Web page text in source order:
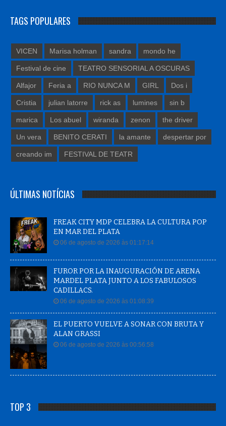
TAGS POPULARES
VICEN Marisa holman sandra mondo he
Festival de cine TEATRO SENSORIAL A OSCURAS
Alfajor Feria a RIO NUNCA M GIRL Dos i
Cristia julian latorre rick as lumines sin b
marica Los abuel wiranda zenon the driver
Un vera BENITO CERATI la amante despertar por
creando im FESTIVAL DE TEATR
ÚLTIMAS NOTÍCIAS
FREAK CITY MDP CELEBRA LA CULTURA POP
EN MAR DEL PLATA
06 de agosto de 2026 às 01:17:14
FUROR POR LA INAUGURACIÓN DE ARENA
MARDEL PLATA JUNTO A LOS FABULOSOS
CADILLACS.
06 de agosto de 2026 às 01:08:39
EL PUERTO VUELVE A SONAR CON BRUTA Y
ALAN GRASSI
06 de agosto de 2026 às 00:56:58
TOP 3